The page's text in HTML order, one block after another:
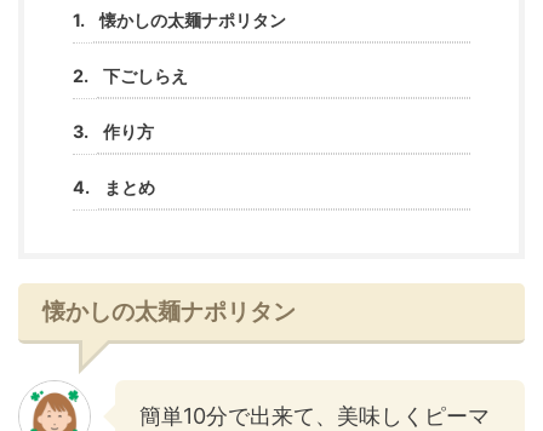
懐かしの太麺ナポリタン
下ごしらえ
作り方
まとめ
懐かしの太麺ナポリタン
簡単10分で出来て、美味しくピーマ